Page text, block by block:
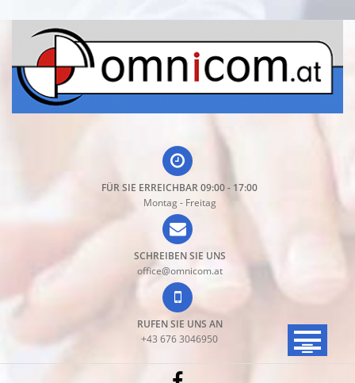
Inhalt
FÜR SIE ERREICHBAR 09:00 - 17:00
Montag - Freitag
SCHREIBEN SIE UNS
office@omnicom.at
RUFEN SIE UNS AN
+43 676 3046950